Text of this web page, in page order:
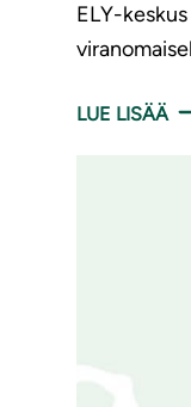
ELY-
LUE LISÄÄ